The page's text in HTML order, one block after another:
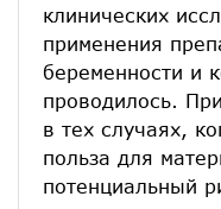
клинических
применения
беременности и
проводилось.
в тех случаях,
польза для
потенциальный